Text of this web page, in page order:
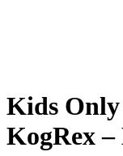
Kids Only
KogRex